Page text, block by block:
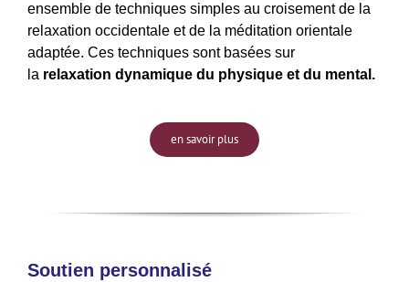
ensemble de techniques simples au croisement de la
relaxation occidentale et de la méditation orientale
adaptée. Ces techniques sont basées sur
la relaxation dynamique du physique et du mental.
en savoir plus
Soutien personnalisé